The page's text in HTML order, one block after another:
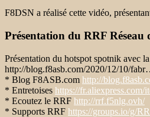
F8DSN a réalisé cette vidéo,
Présentation du RRF Réseau
Présentation du hotspot spotnik avec
http://blog.f8asb.com/2020/12/10/
* Blog F8ASB.com http://
* Entretoises https://
* Ecoutez le RRF http://rrf.f5nlg.ovh/
* Supports RRF https://groups.io/g/